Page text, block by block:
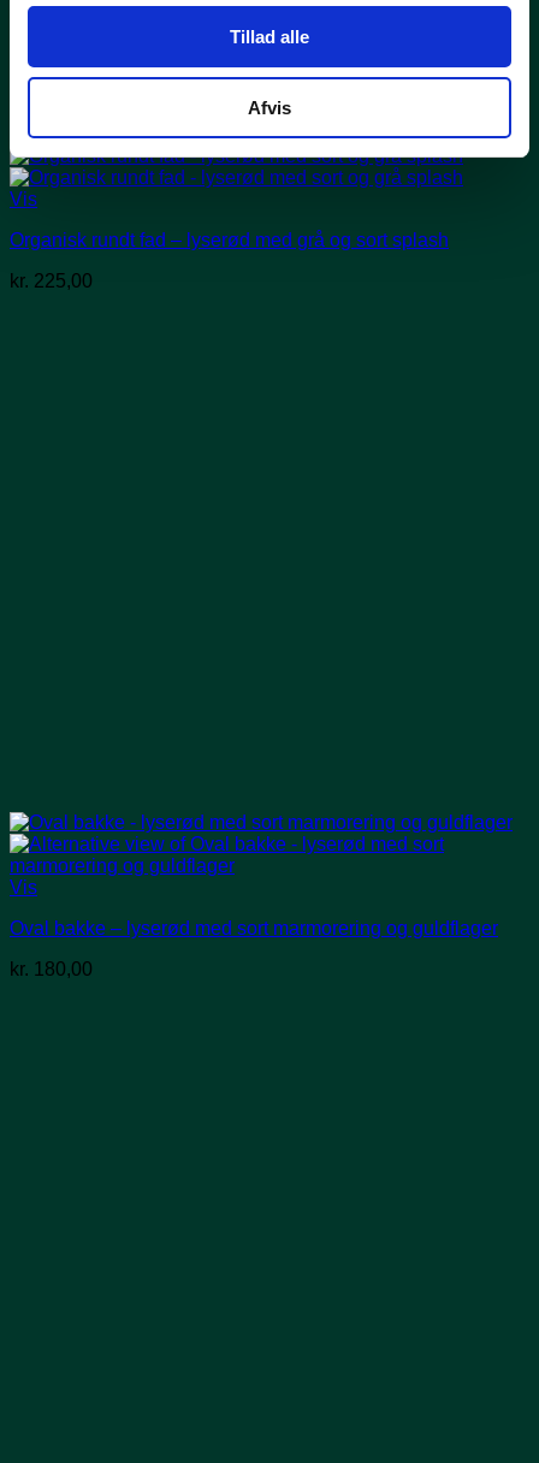
Tillad alle
Afvis
Vis
Organisk rundt fad – lyserød med grå og sort splash
kr. 225,00
Vis
Oval bakke – lyserød med sort marmorering og guldflager
kr. 180,00